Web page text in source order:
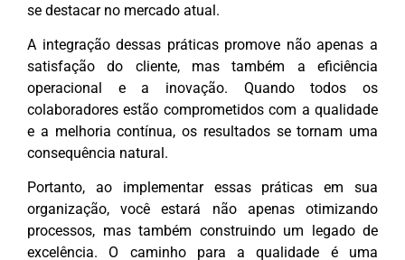
se destacar no mercado atual.
A integração dessas práticas promove não apenas a
satisfação do cliente, mas também a eficiência
operacional e a inovação. Quando todos os
colaboradores estão comprometidos com a qualidade
e a melhoria contínua, os resultados se tornam uma
consequência natural.
Portanto, ao implementar essas práticas em sua
organização, você estará não apenas otimizando
processos, mas também construindo um legado de
excelência. O caminho para a qualidade é uma